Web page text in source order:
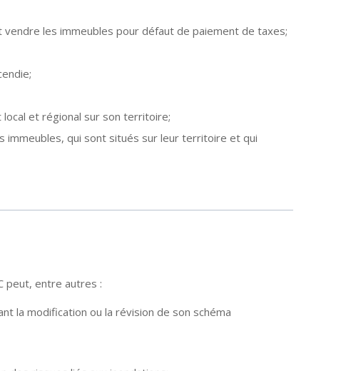
les immeubles pour défaut de paiement de taxes;
et régional sur son territoire;
qui sont situés sur leur territoire et qui
peut, entre autres :
la modification ou la révision de son schéma